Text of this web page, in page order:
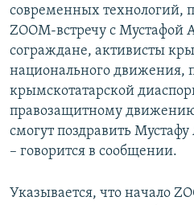
современных технологий,
ZOOM-встречу с Мустафой
сограждане, активисты
национального движения,
крымскотатарской
правозащитному
смогут поздравить
– говорится в сообщении.
Указывается, что начало